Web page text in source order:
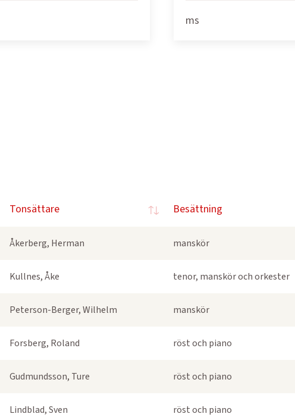
ms
Tonsättare Besättning
Åkerberg, Herman manskör
Kullnes, Åke tenor, manskör och orkester
Peterson-Berger, Wilhelm manskör
Forsberg, Roland röst och piano
Gudmundsson, Ture röst och piano
Lindblad, Sven röst och piano